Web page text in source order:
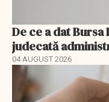
De ce a dat
judecată
04 AUGUST 2026